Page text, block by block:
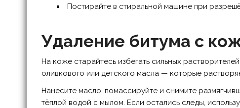
Постирайте в стиральной машине при
Удаление битума с
На коже старайтесь избегать сильных
оливкового или детского масла — которые
Нанесите масло, помассируйте и снимите
тёплой водой с мылом. Если остались следы,